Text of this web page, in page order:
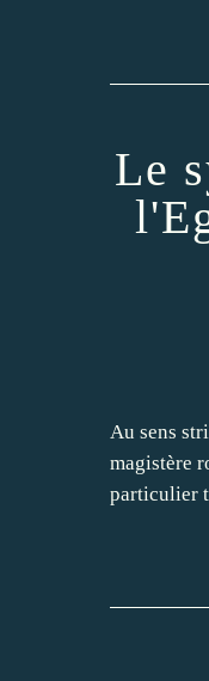
Le
Au sens
magistère
particulier